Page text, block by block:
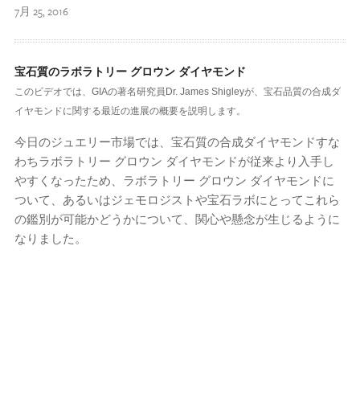
7月 25, 2016
宝石質のラボラトリー グロウン ダイヤモンド
このビデオでは、GIAの著名研究員Dr. James Shigleyが、宝石品質の合成ダ
イヤモンドに関する最近の進展の概要を説明します。
今日のジュエリー市場では、宝石質の合成ダイヤモンドすな
わちラボラトリー グロウン ダイヤモンドが従来より入手し
やすくなったため、ラボラトリー グロウン ダイヤモンドに
ついて、あるいはジェモロジストや宝石ラボにとってこれら
の鑑別が可能かどうかについて、関心や懸念が生じるように
なりました。